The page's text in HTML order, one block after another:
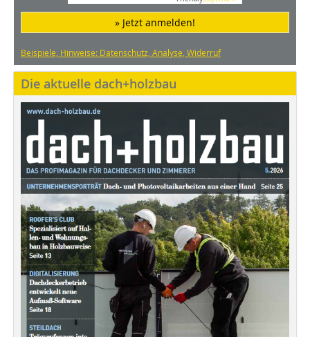
» Jetzt anmelden!
Beispiele, Hinweise: Datenschutz, Analyse, Widerruf
Die aktuelle dach+holzbau